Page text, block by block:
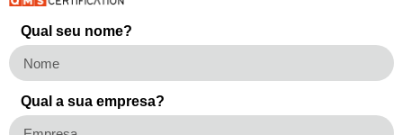
Qual seu nome?
Qual a sua empresa?